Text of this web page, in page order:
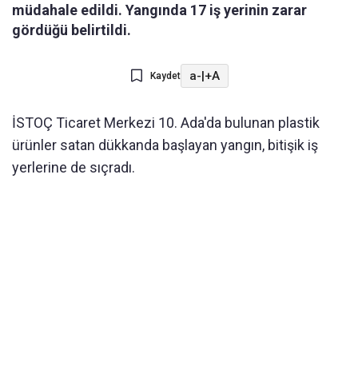
müdahale edildi. Yangında 17 iş yerinin zarar
gördüğü belirtildi.
Kaydet a-|+A
İSTOÇ Ticaret Merkezi 10. Ada'da bulunan plastik
ürünler satan dükkanda başlayan yangın, bitişik iş
yerlerine de sıçradı.